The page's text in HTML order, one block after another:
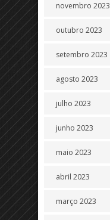
novembro 2023
outubro 2023
setembro 2023
agosto 2023
julho 2023
junho 2023
maio 2023
abril 2023
março 2023